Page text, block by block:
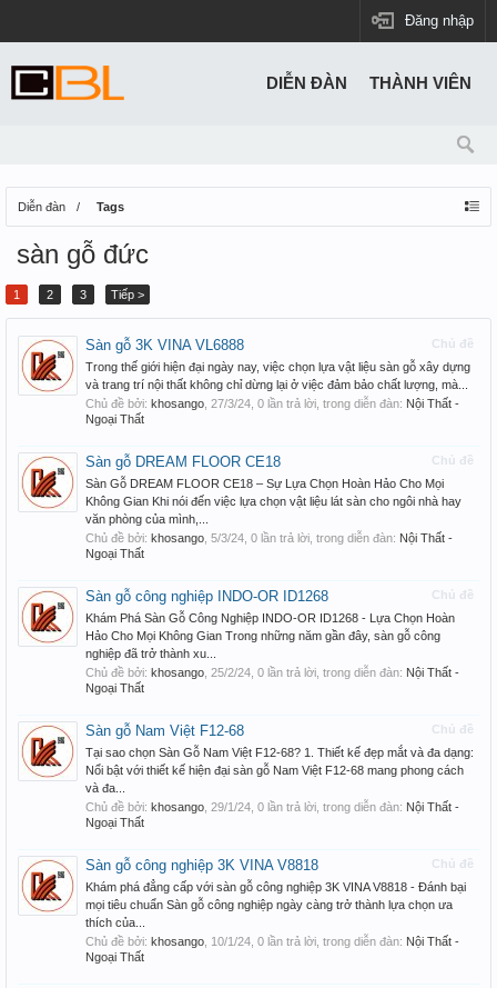
Đăng nhập
Diễn đàn Tags
sàn gỗ đức
1 2 3 Tiếp >
Chủ đề
Sàn gỗ 3K VINA VL6888
Trong thế giới hiện đại ngày nay, việc chọn lựa vật liệu sàn gỗ xây dựng
và trang trí nội thất không chỉ dừng lại ở việc đảm bảo chất lượng, mà...
Chủ đề bởi: khosango 27/3/24 , 0 lần trả lời, trong diễn đàn: Nội Thất -
Ngoại Thất
Chủ đề
Sàn gỗ DREAM FLOOR CE18
Sàn Gỗ DREAM FLOOR CE18 – Sự Lựa Chọn Hoàn Hảo Cho Mọi
Không Gian Khi nói đến việc lựa chọn vật liệu lát sàn cho ngôi nhà hay
văn phòng của mình,...
Chủ đề bởi: khosango 5/3/24 , 0 lần trả lời, trong diễn đàn: Nội Thất -
Ngoại Thất
Chủ đề
Sàn gỗ công nghiệp INDO-OR ID1268
Khám Phá Sàn Gỗ Công Nghiệp INDO-OR ID1268 - Lựa Chọn Hoàn
Hảo Cho Mọi Không Gian Trong những năm gần đây, sàn gỗ công
nghiệp đã trở thành xu...
Chủ đề bởi: khosango 25/2/24 , 0 lần trả lời, trong diễn đàn: Nội Thất -
Ngoại Thất
Chủ đề
Sàn gỗ Nam Việt F12-68
Tại sao chọn Sàn Gỗ Nam Việt F12-68? 1. Thiết kế đẹp mắt và đa dạng:
Nổi bật với thiết kế hiện đại sàn gỗ Nam Việt F12-68 mang phong cách
và đa...
Chủ đề bởi: khosango 29/1/24 , 0 lần trả lời, trong diễn đàn: Nội Thất -
Ngoại Thất
Chủ đề
Sàn gỗ công nghiệp 3K VINA V8818
Khám phá đẳng cấp với sàn gỗ công nghiệp 3K VINA V8818 - Đánh bại
mọi tiêu chuẩn Sàn gỗ công nghiệp ngày càng trở thành lựa chọn ưa
thích của...
Chủ đề bởi: khosango 10/1/24 , 0 lần trả lời, trong diễn đàn: Nội Thất -
Ngoại Thất
DIỄN ĐÀN THÀNH VIÊN